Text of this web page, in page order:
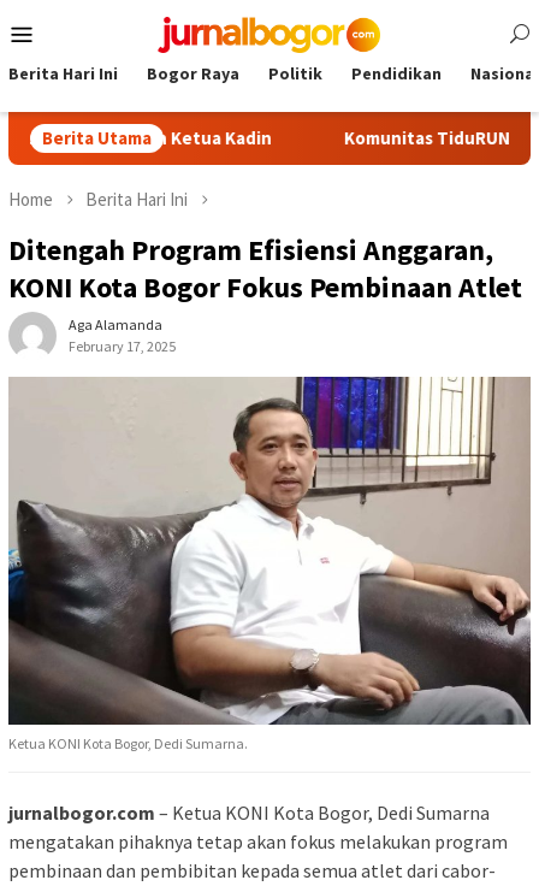
to
Menu
Berita Hari Ini Bogor Raya Politik Pendidikan Nasional
Berita Utama
Calon Ketua Kadin Komunitas TiduRUN Jajal Jalur
Home Berita Hari Ini
Ditengah Program Efisiensi Anggaran,
KONI Kota Bogor Fokus Pembinaan Atlet
Aga Alamanda
February 17, 2025
Ketua KONI Kota Bogor, Dedi Sumarna.
jurnalbogor.com – Ketua KONI Kota Bogor, Dedi Sumarna
mengatakan pihaknya tetap akan fokus melakukan program
pembinaan dan pembibitan kepada semua atlet dari cabor-